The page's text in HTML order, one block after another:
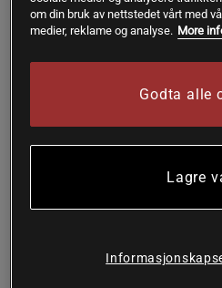
20%
om din bruk av nettstedet vårt med
medier, reklame og analyse. More
Godta alle
Lagre